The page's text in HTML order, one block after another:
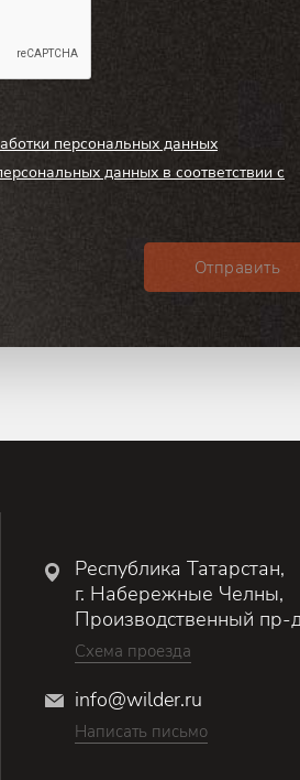
персональных данных
данных в соответствии с
Отправить
Республика Татарстан,
г. Набережные Челны,
Производственный пр-
Схема проезда
info@wilder.ru
Написать письмо